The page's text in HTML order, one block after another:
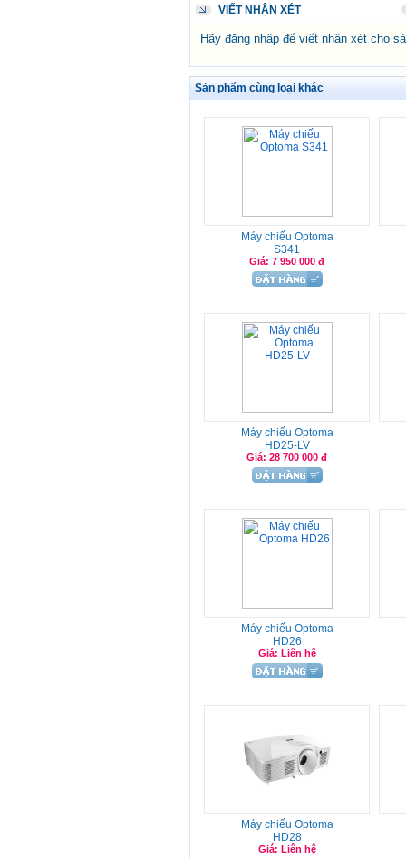
VIẾT NHẬN XÉT
Hãy đăng nhập để viết nhận xét cho
Sản phẩm cùng loại khác
Máy chiếu Optoma
S341
Giá: 7 950 000 đ
Máy chiếu Optoma
HD25-LV
Giá: 28 700 000 đ
Máy chiếu Optoma
HD26
Giá: Liên hệ
Máy chiếu Optoma
HD28
Giá: Liên hệ